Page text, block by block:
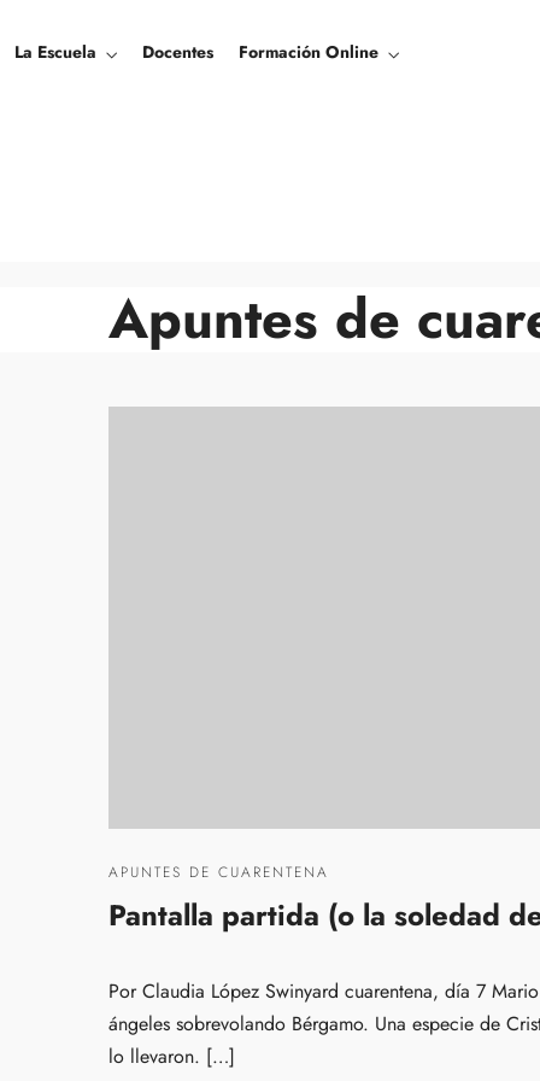
La Escuela Docentes Formación Online
Apuntes de
APUNTES DE CUARENTENA
Pantalla partida (o la soledad
Por Claudia López Swinyard cuarentena, día 7
ángeles sobrevolando Bérgamo. Una especie de
lo llevaron. […]